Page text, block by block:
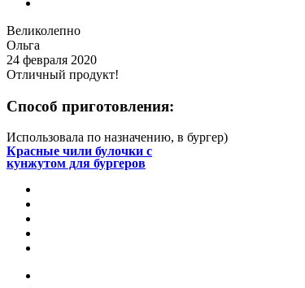
Великолепно
Ольга
24 февраля 2020
Отличный продукт!
Способ приготовления:
Использовала по назначению, в бургер)
Красные чили булочки с
кунжутом для бургеров